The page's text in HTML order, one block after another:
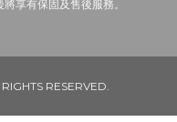
享有保固及售後服務。
RESERVED.